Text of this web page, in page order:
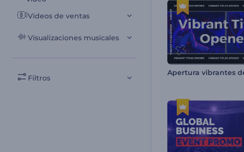
Videos de ventas
Visualizaciones musicales
Filtros
Apertura vibrantes